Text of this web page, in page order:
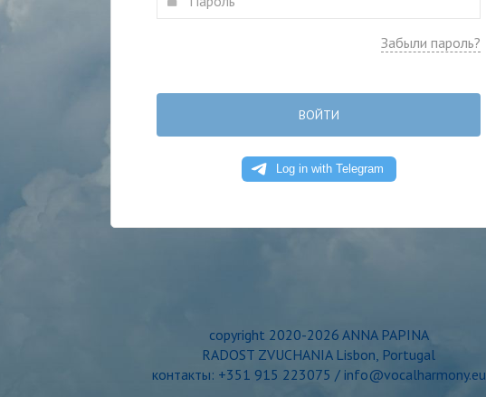
Забыли пароль?
ВОЙТИ
copyright 2020-2026 ANNA PAPINA
RADOST ZVUCHANIA Lisbon, Portugal
контакты: +351 915 223075 / info@vocalharmony.eu